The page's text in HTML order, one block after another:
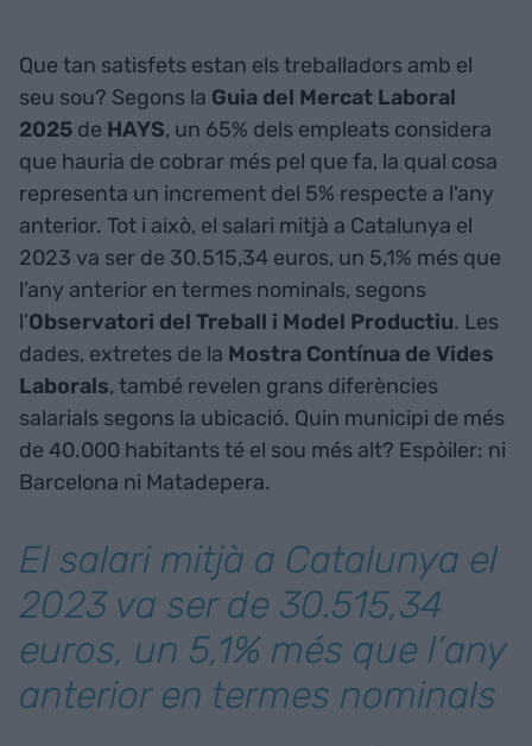
Que tan satisfets estan els treballadors amb el
seu sou? Segons la Guia del Mercat Laboral
2025 de HAYS, un 65% dels empleats considera
que hauria de cobrar més pel que fa, la qual cosa
representa un increment del 5% respecte a l'any
anterior. Tot i això, el salari mitjà a Catalunya el
2023 va ser de 30.515,34 euros, un 5,1% més que
l’any anterior en termes nominals, segons
l’Observatori del Treball i Model Productiu. Les
dades, extretes de la Mostra Contínua de Vides
Laborals, també revelen grans diferències
salarials segons la ubicació. Quin municipi de més
de 40.000 habitants té el sou més alt? Espòiler: ni
Barcelona ni Matadepera.
El salari mitjà a Catalunya el
2023 va ser de 30.515,34
euros, un 5,1% més que l’any
anterior en termes nominals